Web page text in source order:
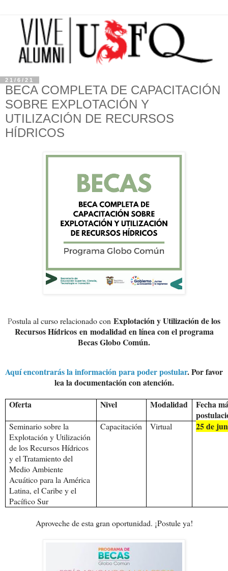
21/6/21
BECA COMPLETA DE CAPACITACIÓN
SOBRE EXPLOTACIÓN Y
UTILIZACIÓN DE RECURSOS
HÍDRICOS
Postula al curso relacionado con Explotación y Utilización de los
Recursos Hídricos en modalidad en línea con el programa
Becas Globo Común.
Aquí encontrarás la información para poder postular. Por favor
lea la documentación con atención.
Oferta
Nivel Modalidad
Fecha
Seminario sobre la
Explotación y Utilización
de los Recursos Hídricos
y el Tratamiento del
Medio Ambiente
Acuático para la América
Latina, el Caribe y el
Pacífico Sur
Capacitación Virtual 25 de
Aproveche de esta gran oportunidad. ¡Postule ya!